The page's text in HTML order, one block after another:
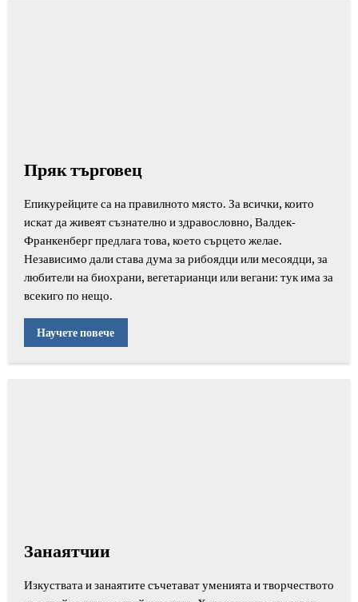
Пряк търговец
Епикурейците са на правилното място. За всички, които
искат да живеят съзнателно и здравословно, Валдек-
Франкенберг предлага това, което сърцето желае.
Независимо дали става дума за рибоядци или месоядци, за
любители на биохрани, вегетарианци или вегани: тук има за
всекиго по нещо.
Научете повече
Занаятчии
Изкуствата и занаятите съчетават уменията и творчеството